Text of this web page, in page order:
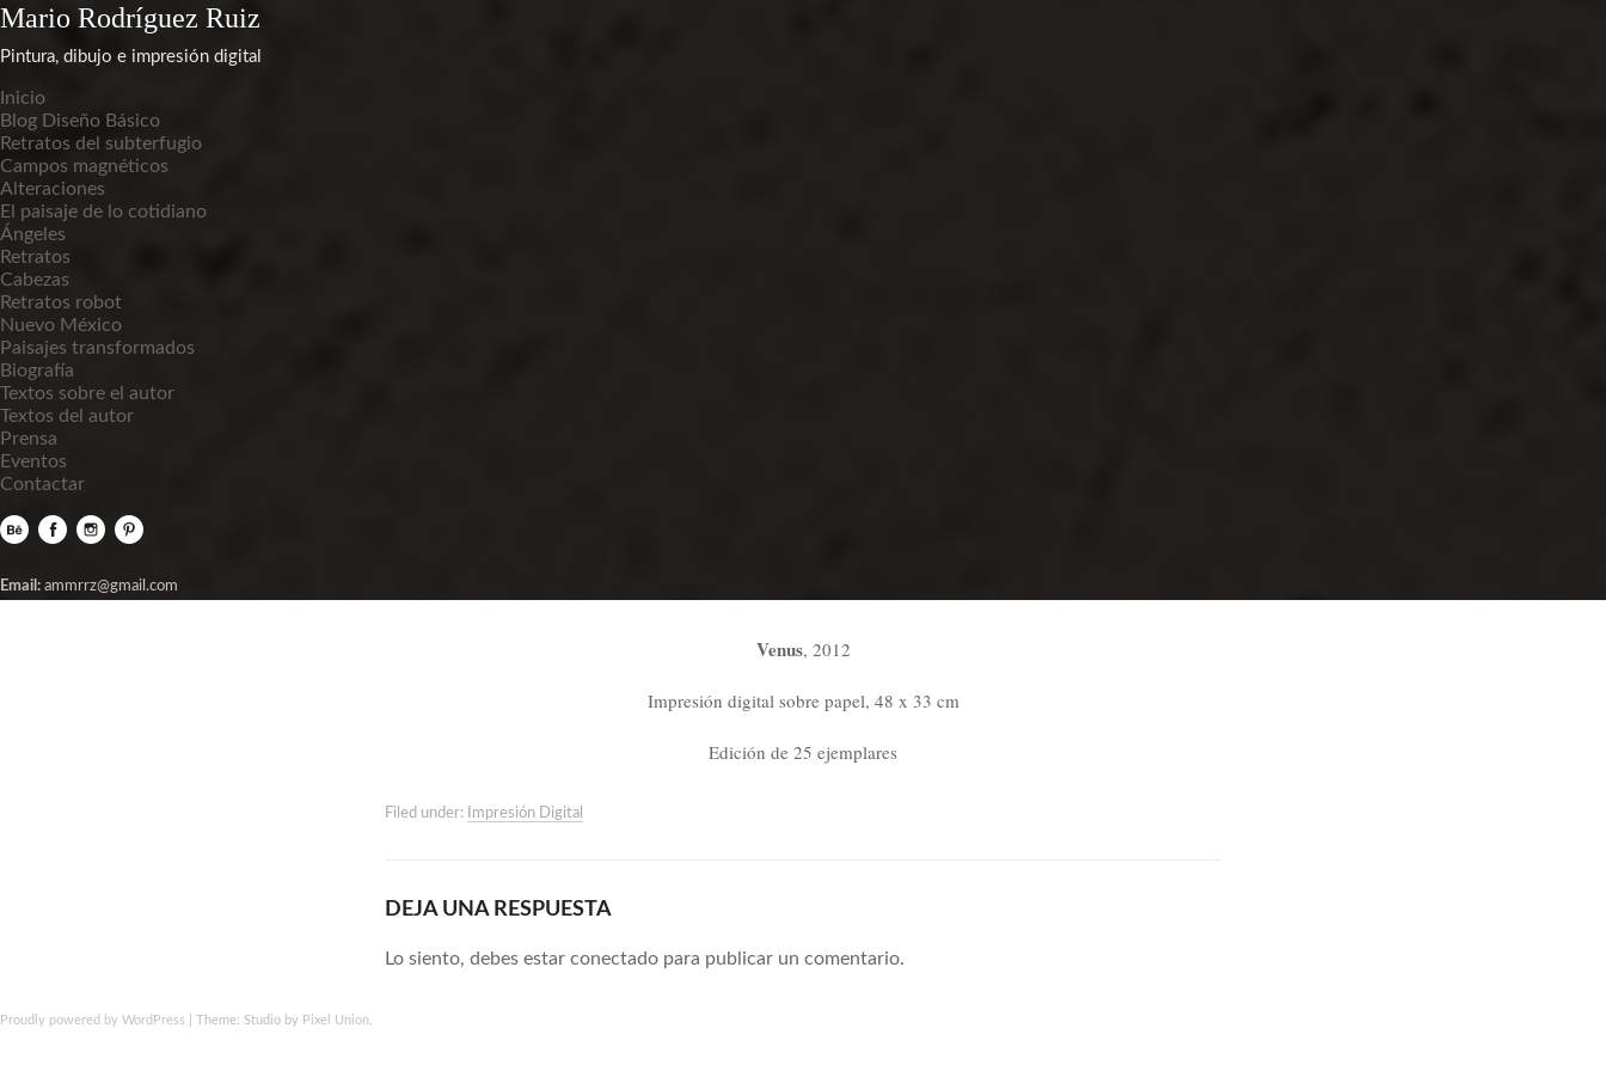
Mario Rodríguez Ruiz
Pintura, dibujo e impresión digital
Inicio
Blog Diseño Básico
Retratos del subterfugio
Campos magnéticos
Alteraciones
El paisaje de lo cotidiano
Ángeles
Retratos
Cabezas
Retratos robot
Nuevo México
Paisajes transformados
Biografía
Textos sobre el autor
Textos del autor
Prensa
Eventos
Contactar
Email: ammrrz@gmail.com
Venus, 2012
Impresión digital sobre papel, 48 x 33 cm
Edición de 25 ejemplares
Filed under: Impresión Digital
DEJA UNA RESPUESTA
Lo siento, debes estar conectado para publicar un comentario.
Proudly powered by WordPress Theme: Studio by Pixel Union